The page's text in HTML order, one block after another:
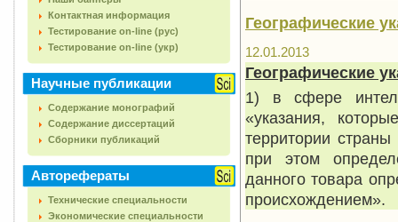
Контактная информация
Тестирование on-line (рус)
Тестирование on-line (укр)
Научные публикации
Содержание монографий
Содержание диссертаций
Сборники публикаций
Авторефераты
Технические специальности
Экономические специальности
Географические
12.01.2013
Географические
1) в сфере
«указания,
территории
при этом
данного товара
происхождением».